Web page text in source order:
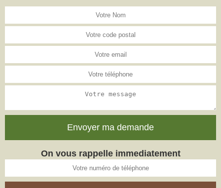
On vous rappelle immediatement